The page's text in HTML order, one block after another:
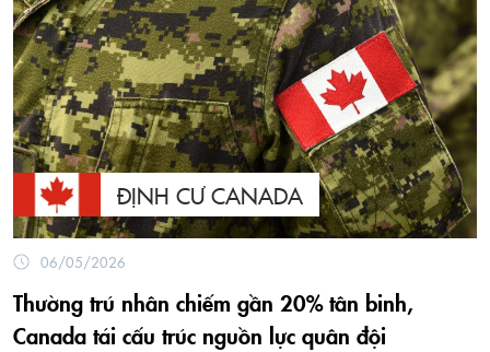
ĐỊNH CƯ CANADA
06/05/2026
Thường trú nhân chiếm gần 20% tân binh,
Canada tái cấu trúc nguồn lực quân đội